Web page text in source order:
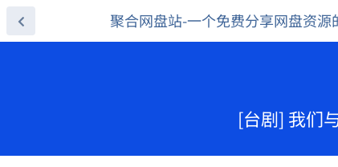
聚合网盘站-一个免费分享网盘资源
[台剧] 我们